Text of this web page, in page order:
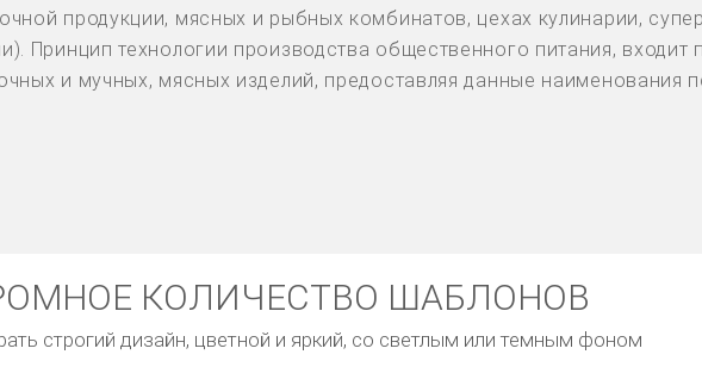
продукции, мясных и рыбных комбинатов, цехах кулинарии,
Принцип технологии производства общественного питания, входит
и мучных, мясных изделий, предоставляя данные наименования
КОЛИЧЕСТВО ШАБЛОНОВ
строгий дизайн, цветной и яркий, со светлым или темным фоном